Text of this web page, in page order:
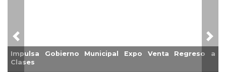
Impulsa Gobierno Municipal Expo Venta Regreso a
Clases
Previous